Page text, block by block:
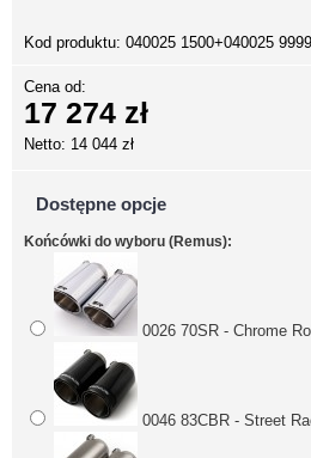
Kod produktu: 040025 1500+040025
Cena od:
17 274 zł
Netto: 14 044 zł
Dostępne opcje
Końcówki do wyboru (Remus):
0026 70SR - Chrome
0046 83CBR - Street